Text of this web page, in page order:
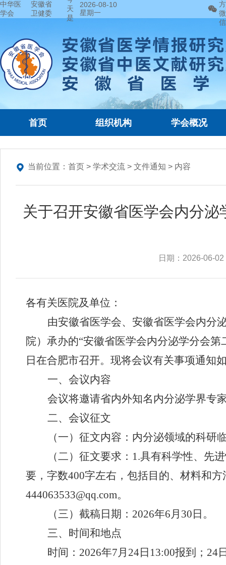
中华医
学会
安徽省
卫健委
天
是
2026-08-10
星期一
方
微
信
首页 组织机构 学会概况
当前位置： 首页 > 学术交流 > 文件通知 > 内容
关于召开安徽省医学会内分
日期：2026-06-02
各有关医院及单位：
由安徽省医学会、安徽省医学会内分
院） 承办的“安徽省医学会内分泌学分会第
日在合肥市召开。 现将会议有关事项通知
一、会议内容
会议将邀请省内外知名内分泌学界专
二、 会议征文
（一）征文内容：内分泌领域的科研
（二）征文要求： 1.具有科学性、先
要，字数400字左右，包括目的、材料和
444063533@qq.com。
（三）截稿日期： 2026年6月 30 日。
三、时间和地点
时间： 2026年7月 24日 13:00报到 ； 24